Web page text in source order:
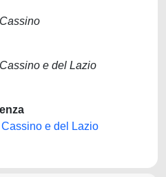
e del Lazio
e del Lazio